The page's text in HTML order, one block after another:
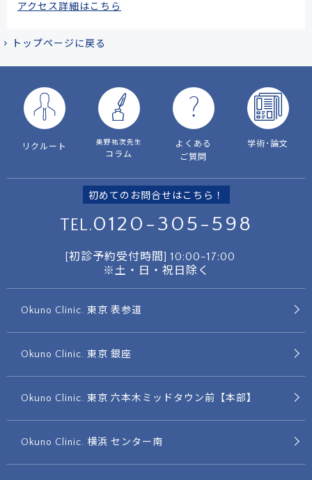
アクセス詳細はこちら
トップページに戻る
リクルート 奥野祐次先生
コラム
よくある
ご質問
学術･論文
初めてのお問合せはこちら！
TEL.0120-305-598
[初診予約受付時間] 10:00-17:00
※土・日・祝日除く
Okuno Clinic. 東京 表参道
Okuno Clinic. 東京 銀座
Okuno Clinic. 東京 六本木ミッドタウン前【本部】
Okuno Clinic. 横浜 センター南